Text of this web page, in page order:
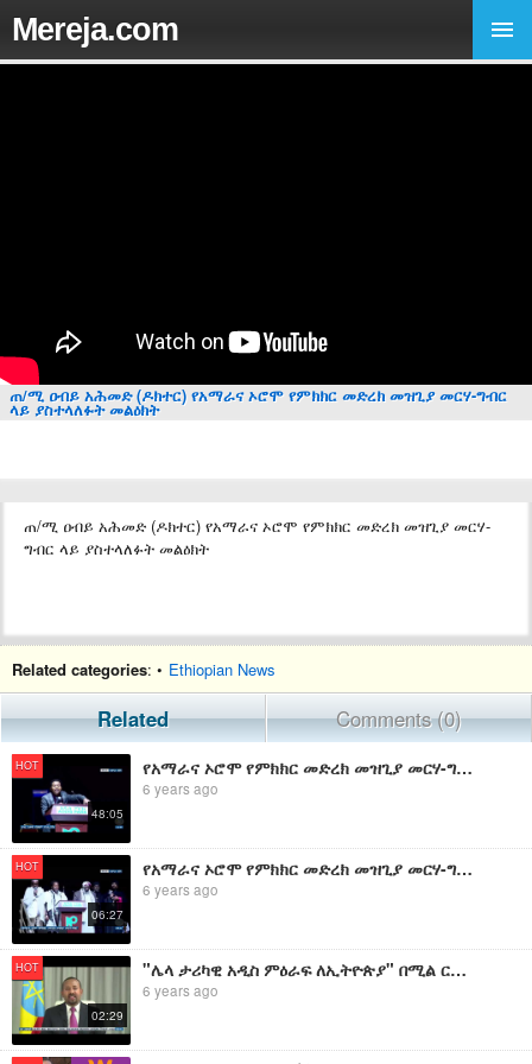
Mereja.com
ጠ/ሚ ዐብይ አሕመድ (ዶክተር) የአማራና ኦሮሞ የምክክር መድረክ መዝጊያ መርሃ-ግብር
ላይ ያስተላለፉት መልዕክት
ጠ/ሚ ዐብይ አሕመድ (ዶክተር) የአማራና ኦሮሞ የምክክር መድረክ መዝጊያ መርሃ-
ግብር ላይ ያስተላለፉት መልዕክት
Related categories: • Ethiopian News
Related Comments (0)
HOT
48:05
የአማራና ኦሮሞ የምክክር መድረክ መዝጊያ መርሃ-ግብር
6 years ago
HOT
06:27
የአማራና ኦሮሞ የምክክር መድረክ መዝጊያ መርሃ-ግብር
6 years ago
HOT
02:29
"ሌላ ታሪካዊ አዲስ ምዕራፍ ለኢትዮጵያ" በሚል ርእስ ጠ/ሚ ዐቢይ አሕመድ (ዶክተር) ያስተላለፉት መልዕክት
6 years ago